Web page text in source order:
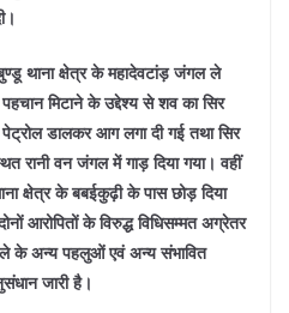
थाना क्षेत्र के महादेवटांड़ जंगल ले
मिटाने के उद्देश्य से शव का सिर
डालकर आग लगा दी गई तथा सिर
रानी वन जंगल में गाड़ दिया गया। वहीं
क्षेत्र के बबईकुढ़ी के पास छोड़ दिया
आरोपितों के विरुद्ध विधिसम्मत अग्रेतर
के अन्य पहलुओं एवं अन्य संभावित
जारी है।